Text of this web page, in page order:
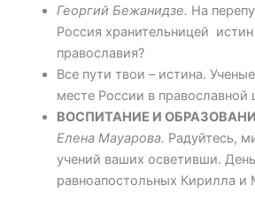
Георгий Бежанидзе. На
Россия хранительницей
православия?
Все пути твои – истина.
месте России в православной
ВОСПИТАНИЕ И
Елена Мауарова. Радуйтесь,
учений ваших осветивши.
равноапостольных Кирилла и